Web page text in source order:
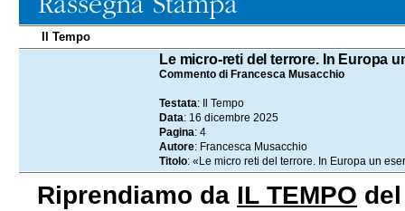
Il Tempo
Le micro-reti del terrore. In Europa
Commento di Francesca Musacchio
Testata: Il Tempo
Data: 16 dicembre 2025
Pagina: 4
Autore: Francesca Musacchio
Titolo: «Le micro reti del terrore. In Europa un
Riprendiamo da IL TEMPO